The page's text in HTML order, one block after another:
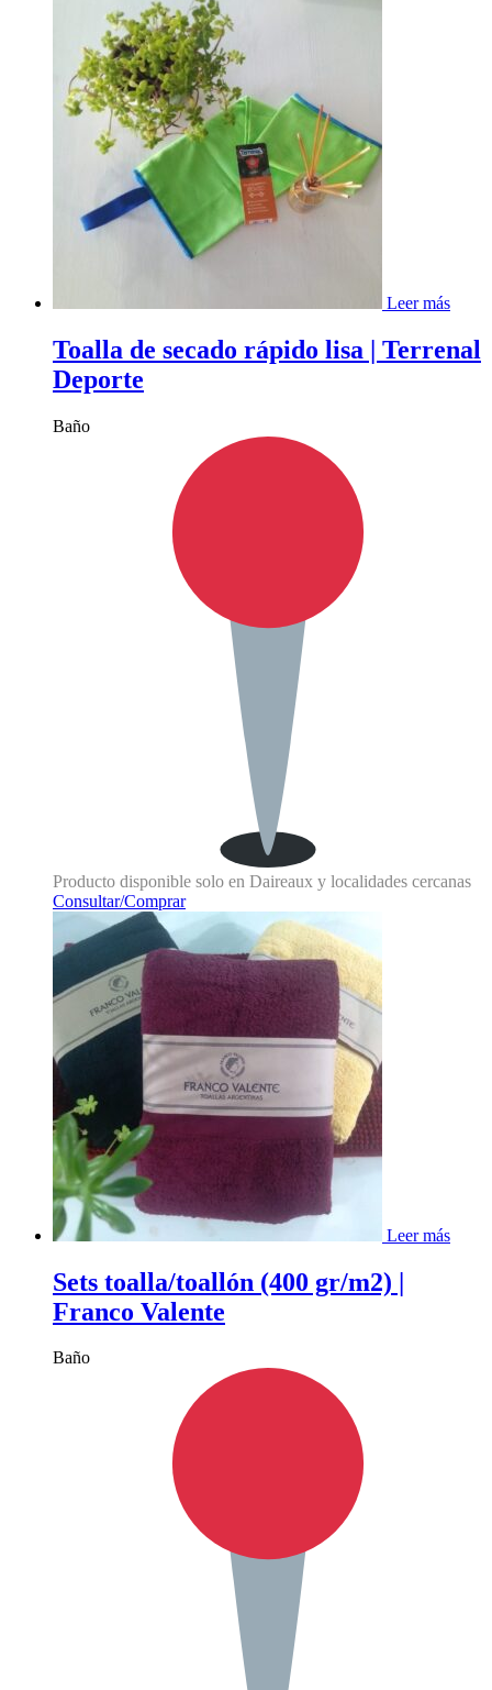
Leer más
Toalla de secado rápido lisa | Terrenal
Deporte
Baño
Producto disponible solo en Daireaux y localidades cercanas
Consultar/Comprar
Leer más
Sets toalla/toallón (400 gr/m2) |
Franco Valente
Baño